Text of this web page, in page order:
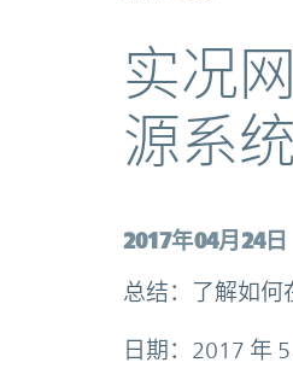
实况
源系
2017年04月24日
总结：了解如何
日期：2017 年 5